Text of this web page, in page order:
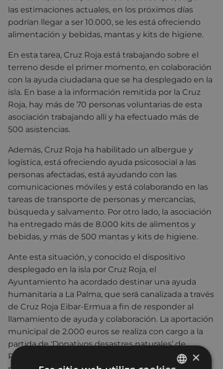
las estimaciones actuales, en los próximos días
podrían llegar a ser 10.000, se les está ofreciendo
alimentación y bebidas, mantas y kits de higiene.
En esta tarea, Cruz Roja está trabajando sobre el
terreno desde el primer momento, en colaboración
con la ayuda ciudadana que se ha desplegado en la
isla. En base a la información remitida por la Cruz
Roja, hay más de 70 personas voluntarias de esta
asociación trabajando allí y ha efectuado más de
500 asistencias.
Además, Cruz Roja ha habilitado un albergue y
logística, está ofreciendo ayuda psicosocial a las
personas afectadas, está ayudando con las
comunicaciones móviles y está colaborando en las
tareas de transporte de personas y mercancías,
búsqueda y salvamento. Por otro lado, la asociación
ha entregado más de 8.000 kits de alimentos y
bebidas, y más de 500 mantas y kits de higiene.
Ante esta situación, y conocido el dispositivo
desplegado en la isla por Cruz Roja, el
Ayuntamiento ha acordado destinar una ayuda
humanitaria a La Palma, que será canalizada a través
de Cruz Roja Eibar-Ermua a fin de responder al
llamamiento de ayuda y colaboración. La aportación
municipal de 2.000 euros se realiza con cargo a la
partida de ‘Donativos desastres naturales’ de
Proyectos de Cooperación Social recogida en los
×